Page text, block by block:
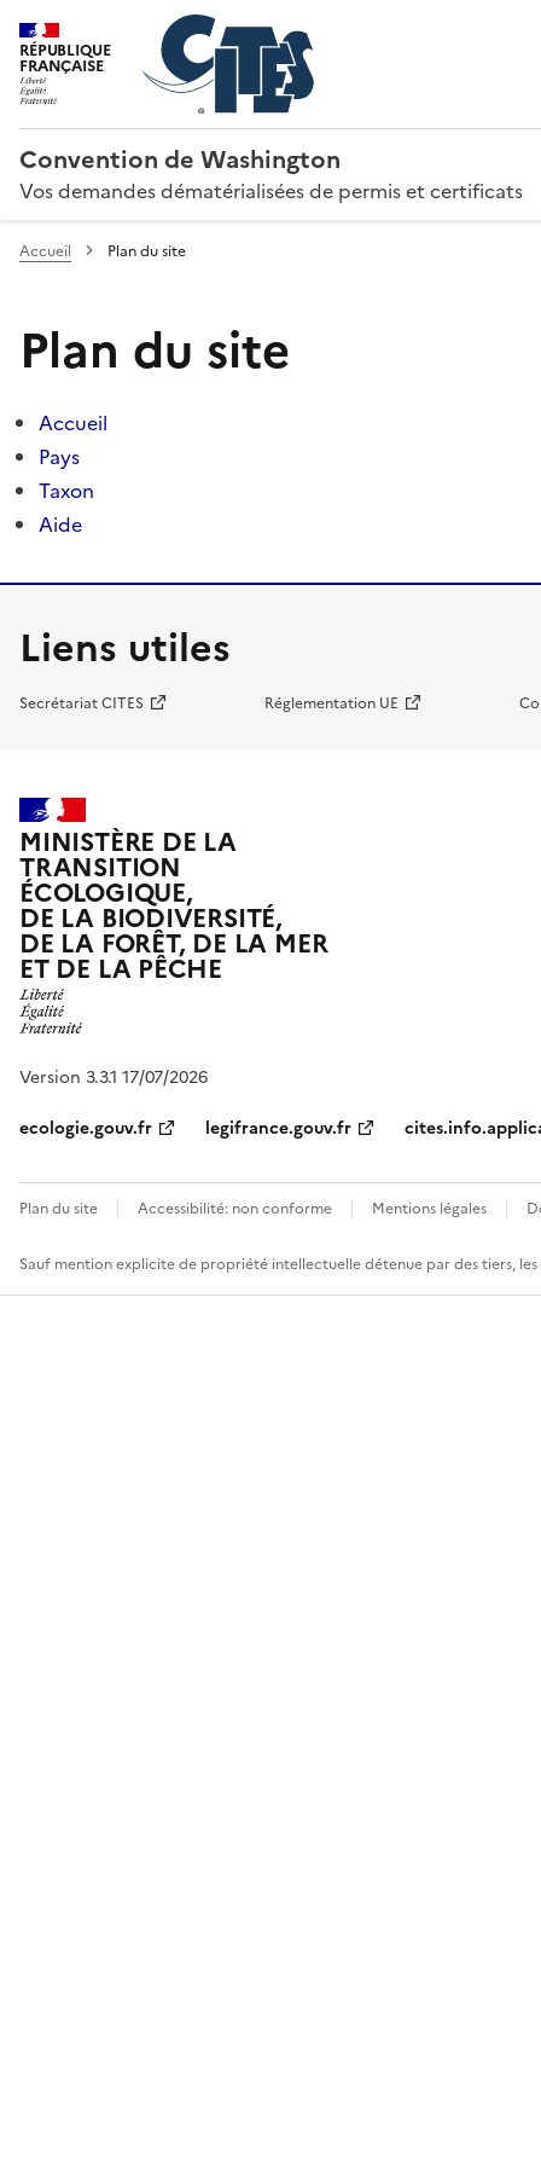
RÉPUBLIQUE
FRANÇAISE
Convention de Washington
Vos demandes dématérialisées de permis et certificats
Accueil Plan du site
Plan du site
Accueil
Pays
Taxon
Aide
Liens utiles
Secrétariat CITES Réglementation UE
MINISTÈRE DE LA
TRANSITION
ÉCOLOGIQUE,
DE LA BIODIVERSITÉ,
DE LA FORÊT, DE LA MER
ET DE LA PÊCHE
Version 3.3.1 17/07/2026
ecologie.gouv.fr
legifrance.gouv.fr
Plan du site Accessibilité: non conforme Mentions légales
Sauf mention explicite de propriété intellectuelle détenue par des tiers,